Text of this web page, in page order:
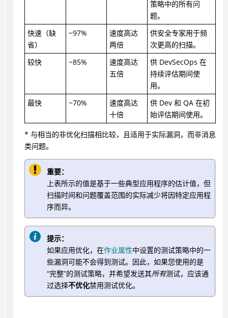
策略中的所有问
题。
快速（缺
省）
~97%
速度高达
两倍
供安全专家用于频
次更高的扫描。
较快
~85%
速度高达
五倍
供 DevSecOps 在
持续评估期间使
用。
最快
~70%
速度高达
十倍
供 Dev 和 QA 在初
始评估期间使用。
* 与相当的非优化扫描相比较，且适用于实际漏洞，而非消息
类问题。
重要：
上表所示的值是基于一些典型应用程序的估计值，但
扫描时间和问题覆盖范围的实际减少将因特定应用程
序而异。
提示：
如果应用优化，在作业属性中设置的测试策略中的一
些漏洞可能不会得到测试。因此，如果您使用的是
“完整”的测试策略，并希望发送其所有测试，应该通
过选择不优化禁用测试优化。